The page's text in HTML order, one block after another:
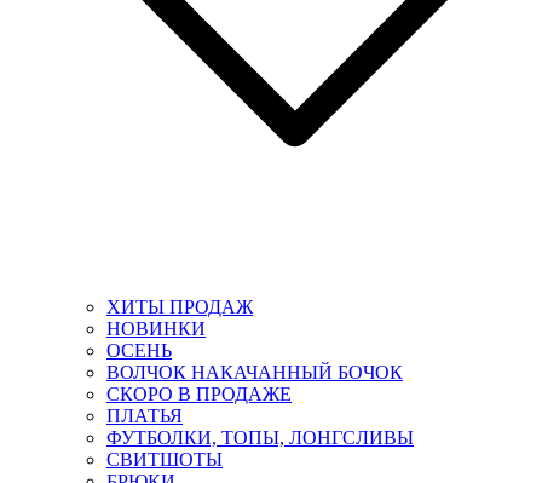
ХИТЫ ПРОДАЖ
НОВИНКИ
ОСЕНЬ
ВОЛЧОК НАКАЧАННЫЙ БОЧОК
СКОРО В ПРОДАЖЕ
ПЛАТЬЯ
ФУТБОЛКИ, ТОПЫ, ЛОНГСЛИВЫ
СВИТШОТЫ